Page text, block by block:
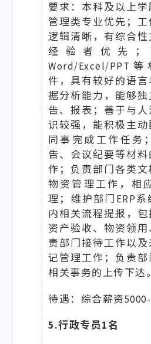
要求：本科及以上学
管理类专业优先；工
逻辑清晰，有综合
经验者优先
Word/Excel/PPT
件，具有较好的语
据分析能力，能够
告、报表；善于与
识较强，能积极主
同事完成工作任务
告、会议纪要等材
作；负责部门各类
物资管理工作，相
理；维护部门ERP
内相关流程提报，包
资产验收、物资领用
责部门接待工作以
记管理工作；负责
相关事务的上传下达。
待遇：综合薪资5000-
5.行政专员1名